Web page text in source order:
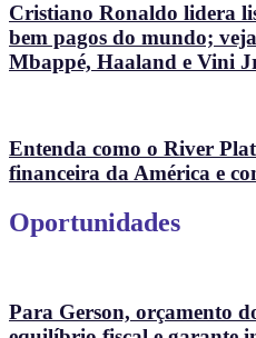
Cristiano Ronaldo lidera
bem pagos do mundo;
Mbappé, Haaland e Vini
Entenda como o River
financeira da América e
Oportunidades
Para Gerson, orçamento